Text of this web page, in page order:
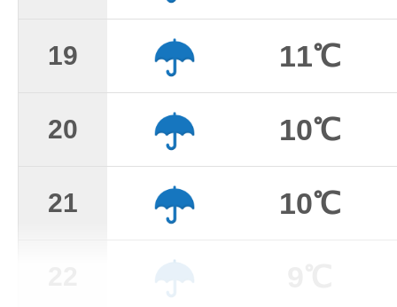
19 11℃
20 10℃
21 10℃